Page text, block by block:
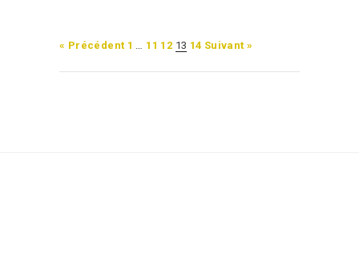
« Précédent 1 11 12 13 14 Suivant »